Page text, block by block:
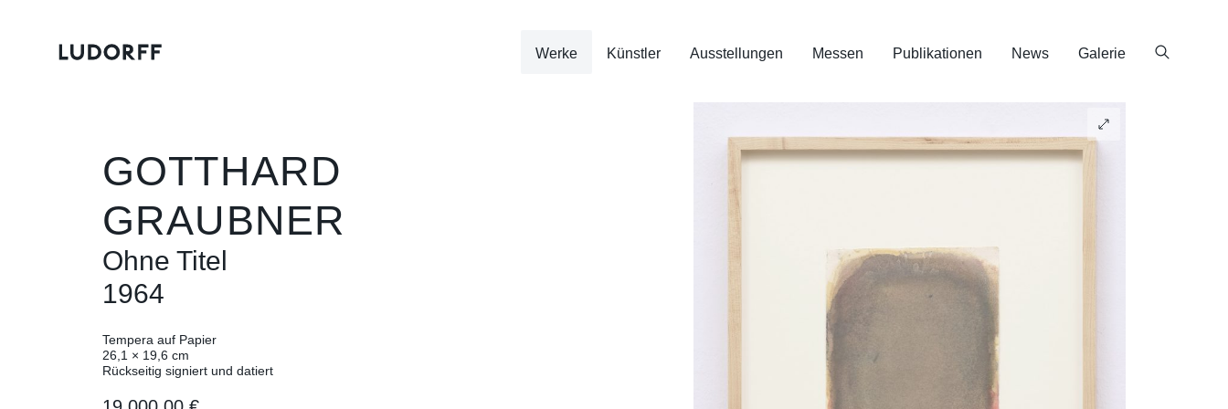
Werke Künstler Ausstellungen Messen Publikationen News Galerie
GOTTHARD
GRAUBNER
Ohne Titel
1964
Tempera auf Papier
26,1 × 19,6 cm
Rückseitig signiert und datiert